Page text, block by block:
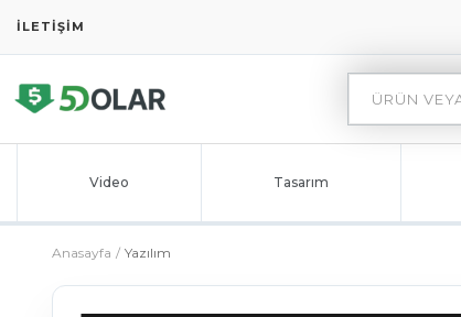
İLETIŞIM
Video Tasarım
Anasayfa Yazılım